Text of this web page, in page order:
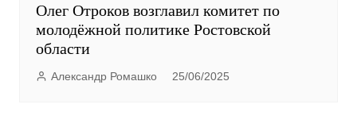
Олег Отроков возглавил комитет по
молодёжной политике Ростовской
области
Александр Ромашко 25/06/2025